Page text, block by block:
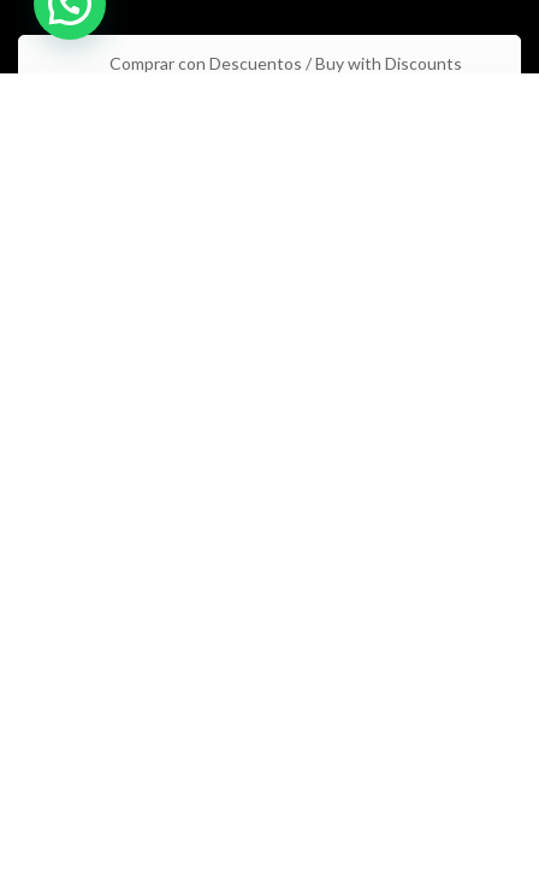
Comprar con Descuentos / Buy with Discounts